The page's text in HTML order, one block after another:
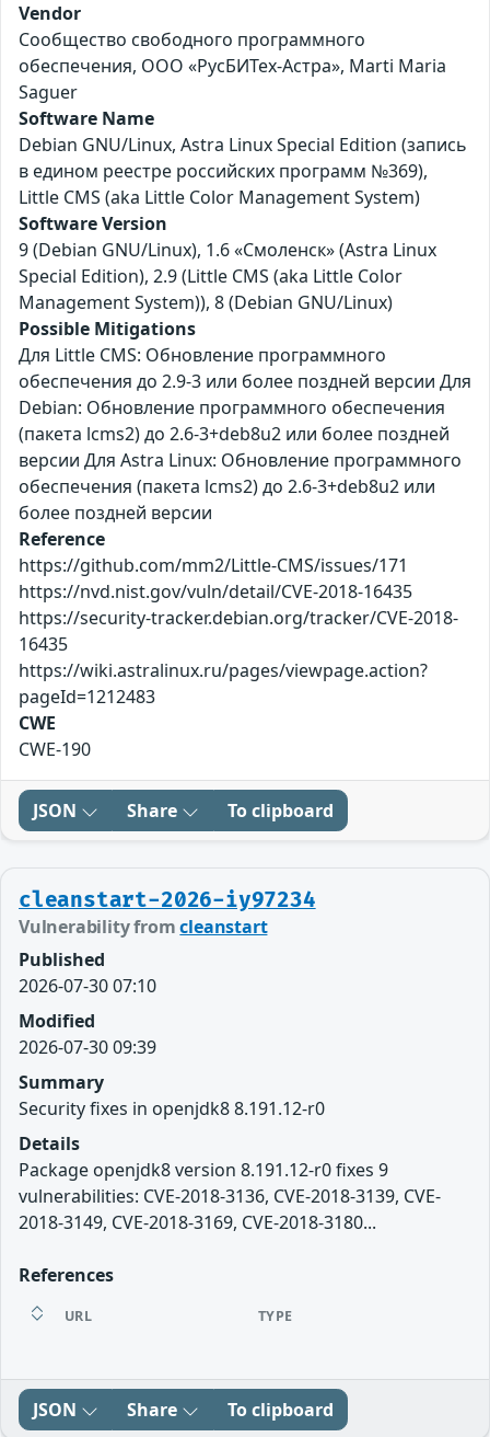
Vendor
Сообщество свободного программного
обеспечения, ООО «РусБИТех-Астра», Marti Maria
Saguer
Software Name
Debian GNU/Linux, Astra Linux Special Edition (запись
в едином реестре российских программ №369),
Little CMS (aka Little Color Management System)
Software Version
9 (Debian GNU/Linux), 1.6 «Смоленск» (Astra Linux
Special Edition), 2.9 (Little CMS (aka Little Color
Management System)), 8 (Debian GNU/Linux)
Possible Mitigations
Для Little CMS: Обновление программного
обеспечения до 2.9-3 или более поздней версии Для
Debian: Обновление программного обеспечения
(пакета lcms2) до 2.6-3+deb8u2 или более поздней
версии Для Astra Linux: Обновление программного
обеспечения (пакета lcms2) до 2.6-3+deb8u2 или
более поздней версии
Reference
https://github.com/mm2/Little-CMS/issues/171
https://nvd.nist.gov/vuln/detail/CVE-2018-16435
https://security-tracker.debian.org/tracker/CVE-2018-
16435
https://wiki.astralinux.ru/pages/viewpage.action?
pageId=1212483
CWE
CWE-190
JSON Share To clipboard
cleanstart-2026-iy97234
Vulnerability fromcleanstart
Published
2026-07-30 07:10
Modified
2026-07-30 09:39
Summary
Security fixes in openjdk8 8.191.12-r0
Details
Package openjdk8 version 8.191.12-r0 fixes 9
vulnerabilities: CVE-2018-3136, CVE-2018-3139, CVE-
2018-3149, CVE-2018-3169, CVE-2018-3180...
References
URL TYPE
JSON Share To clipboard